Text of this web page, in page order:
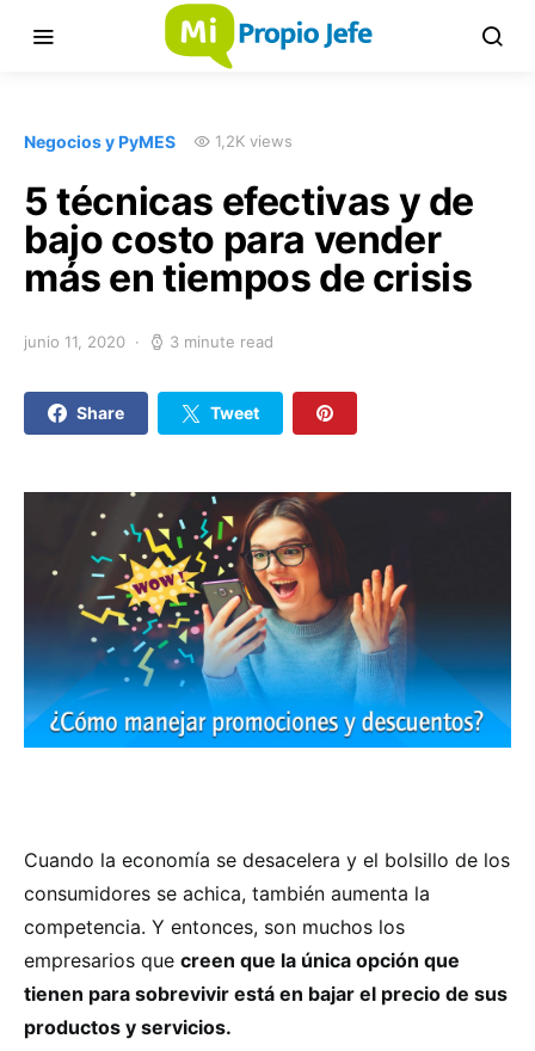
Negocios y PyMES 1,2K views
5 técnicas efectivas y de
bajo costo para vender
más en tiempos de crisis
junio 11, 2020 3 minute read
Share Tweet
Cuando la economía se desacelera y el bolsillo de los
consumidores se achica, también aumenta la
competencia. Y entonces, son muchos los
empresarios que creen que la única opción que
tienen para sobrevivir está en bajar el precio de sus
productos y servicios.